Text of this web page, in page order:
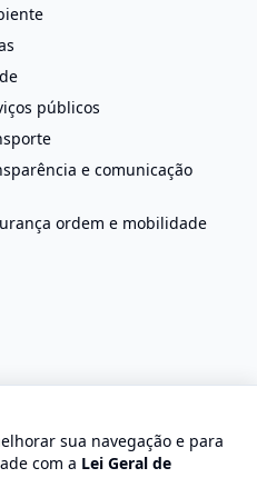
públicos
e comunicação
ordem e mobilidade
sua navegação e para
com a Lei Geral de